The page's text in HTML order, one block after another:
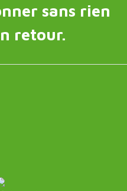
sans rien
retour.